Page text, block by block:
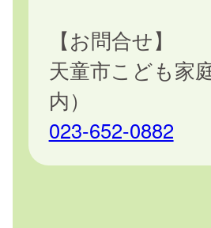
【お問合せ】
天童市こども家
内）
023-652-0882